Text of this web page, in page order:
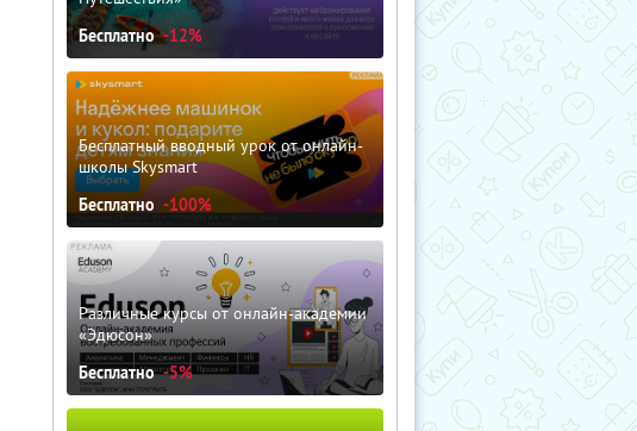
Бесплатно -12%
Бесплатный вводный урок от онлайн-
школы Skysmart
Бесплатно -100%
Различные курсы от онлайн-академии
«Эдюсон»
Бесплатно -5%